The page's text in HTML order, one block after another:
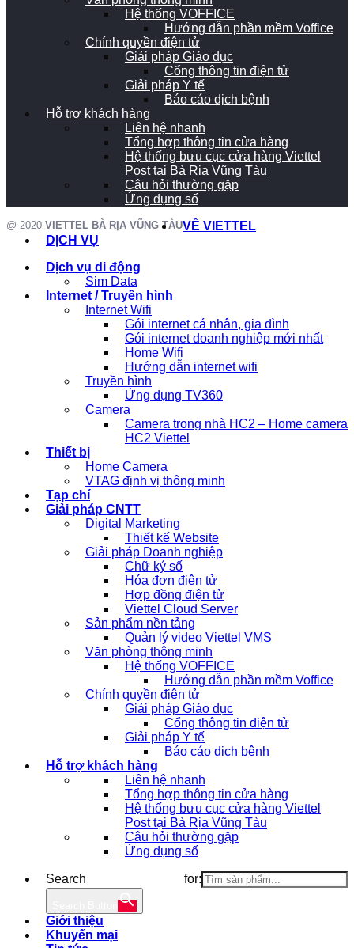
Hệ thống VOFFICE
Hướng dẫn phần mềm Voffice
Chính quyền điện tử
Giải pháp Giáo dục
Cổng thông tin điện tử
Giải pháp Y tế
Báo cáo dịch bệnh
Hỗ trợ khách hàng
Liên hệ nhanh
Tổng hợp thông tin cửa hàng
Hệ thống bưu cục cửa hàng Viettel
Post tại Bà Rịa Vũng Tàu
Câu hỏi thường gặp
Ứng dụng số
@ 2020 VIETTEL BÀ RỊA VŨNG TÀUVỀ VIETTEL
DỊCH VỤ
Dịch vụ di động
Sim Data
Internet / Truyền hình
Internet Wifi
Gói internet cá nhân, gia đình
Gói internet doanh nghiệp mới nhất
Home Wifi
Hướng dẫn internet wifi
Truyền hình
Ứng dụng TV360
Camera
Camera trong nhà HC2 – Home camera
HC2 Viettel
Thiết bị
Home Camera
VTAG định vị thông minh
Tạp chí
Giải pháp CNTT
Digital Marketing
Thiết kế Website
Giải pháp Doanh nghiệp
Chữ ký số
Hóa đơn điện tử
Hợp đồng điện tử
Viettel Cloud Server
Sản phẩm nền tảng
Quản lý video Viettel VMS
Văn phòng thông minh
Hệ thống VOFFICE
Hướng dẫn phần mềm Voffice
Chính quyền điện tử
Giải pháp Giáo dục
Cổng thông tin điện tử
Giải pháp Y tế
Báo cáo dịch bệnh
Hỗ trợ khách hàng
Liên hệ nhanh
Tổng hợp thông tin cửa hàng
Hệ thống bưu cục cửa hàng Viettel
Post tại Bà Rịa Vũng Tàu
Câu hỏi thường gặp
Ứng dụng số
Search for:
Giới thiệu
Khuyến mại